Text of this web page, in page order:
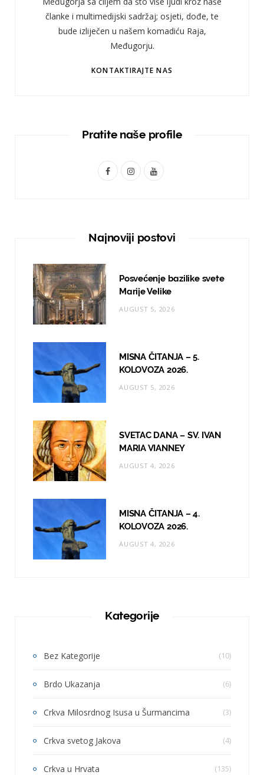
članke i multimedijski sadržaj; osjeti, dođe, te
bude izliječen u našem komadiću Raja,
Međugorju.
KONTAKTIRAJTE NAS
Pratite naše profile
F
I
t
r
a
Y
T
e
Najnoviji postovi
Posvećenje bazilike svete
Marije Velike
AUGUST 5, 2026
MISNA ČITANJA – 5.
KOLOVOZA 2026.
AUGUST 5, 2026
SVETAC DANA – SV. IVAN
MARIA VIANNEY
AUGUST 4, 2026
MISNA ČITANJA – 4.
KOLOVOZA 2026.
AUGUST 4, 2026
Kategorije
Bez Kategorije (10)
Brdo Ukazanja (6)
Crkva Milosrdnog Isusa u Šurmancima (3)
Crkva svetog Jakova (4)
Crkva u Hrvata (135)